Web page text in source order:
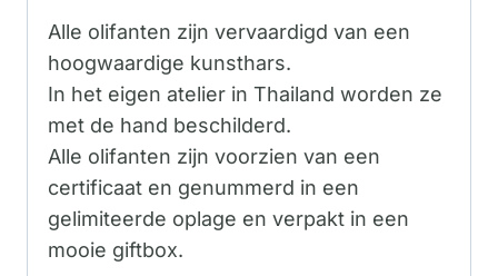
Alle olifanten zijn vervaardigd van een
hoogwaardige kunsthars.
In het eigen atelier in Thailand worden ze
met de hand beschilderd.
Alle olifanten zijn voorzien van een
certificaat en genummerd in een
gelimiteerde oplage en verpakt in een
mooie giftbox.